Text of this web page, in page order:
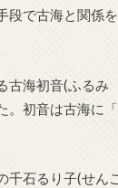
段で古海と関係
古海初音(ふる
。初音は古海に
千石るり子(せ